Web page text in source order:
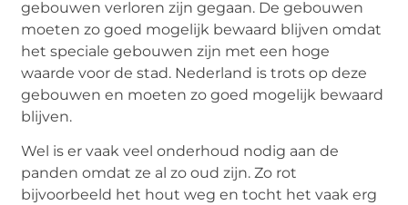
gebouwen verloren zijn gegaan. De gebouwen
moeten zo goed mogelijk bewaard blijven omdat
het speciale gebouwen zijn met een hoge
waarde voor de stad. Nederland is trots op deze
gebouwen en moeten zo goed mogelijk bewaard
blijven.
Wel is er vaak veel onderhoud nodig aan de
panden omdat ze al zo oud zijn. Zo rot
bijvoorbeeld het hout weg en tocht het vaak erg